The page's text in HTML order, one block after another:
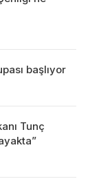
başlıyor
Tunç